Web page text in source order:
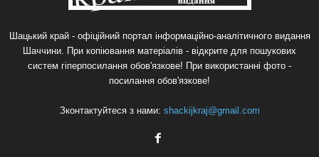
Шацький край - офіційний портал інформаційно-аналітичного видання
Шаччини. При копіювання матеріалів - відкрите для пошукових
систем гіперпосилання обов'язкове! При використанні фото -
посилання обов'язкове!
Зконтактуйтеся з нами: shackijkraj@gmail.com